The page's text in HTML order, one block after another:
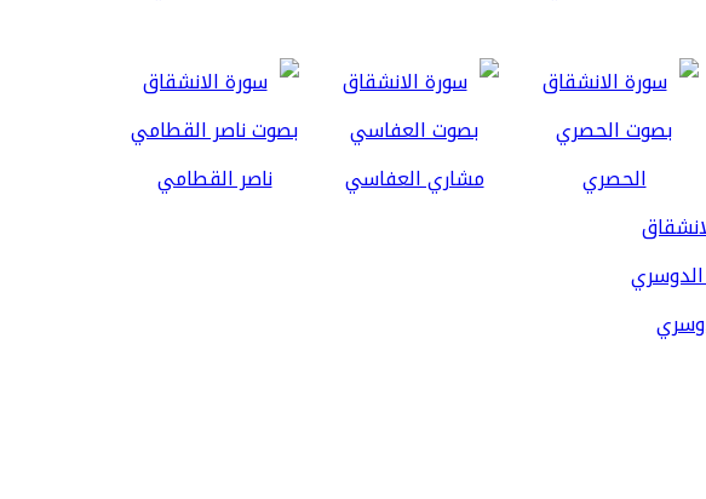
الحصري مشاري العفاسي ناصر القطامي